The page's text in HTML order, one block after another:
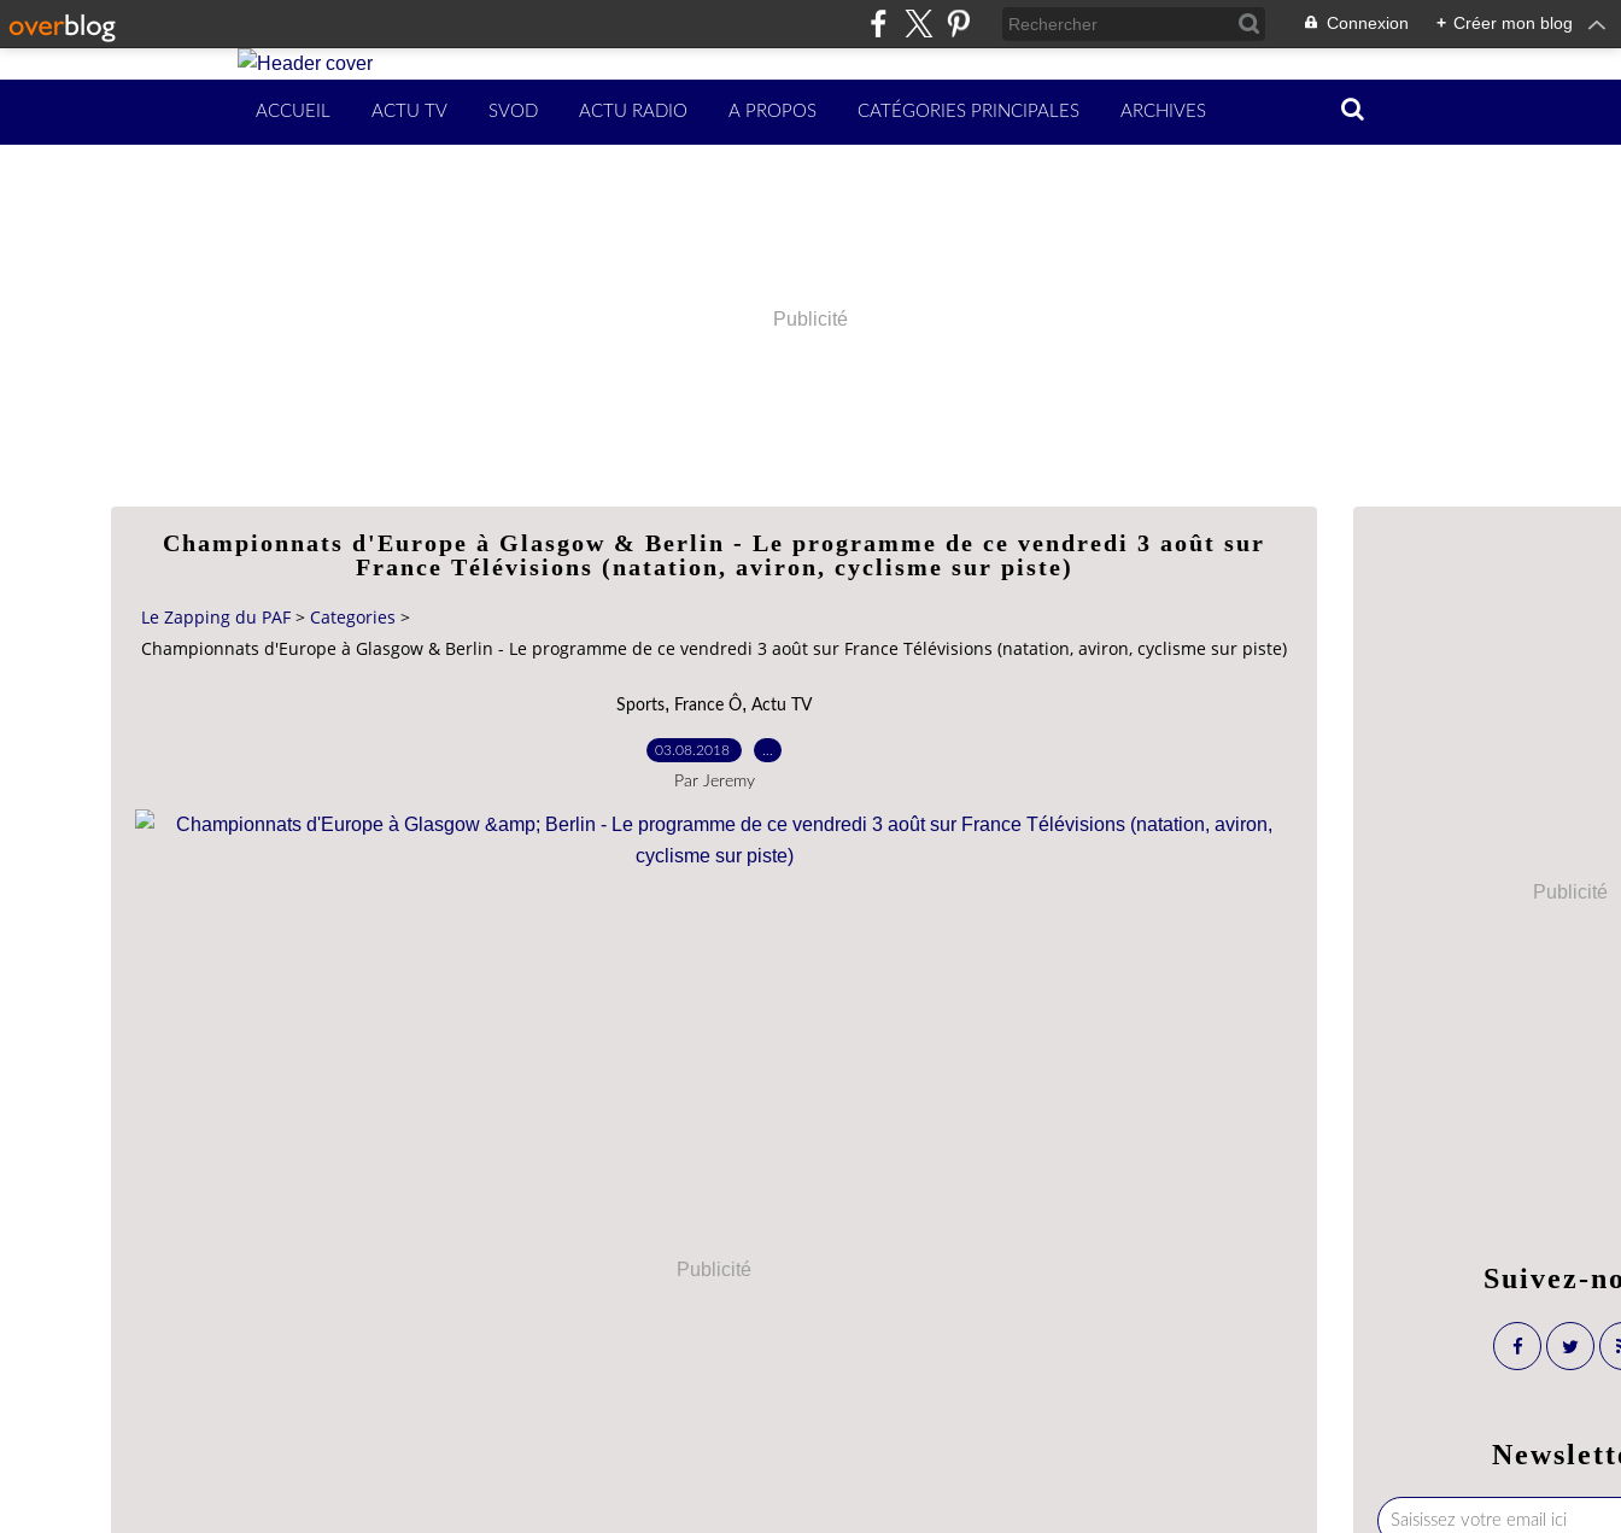
Connexion + Créer mon blog
ACCUEIL ACTU TV SVOD ACTU RADIO A PROPOS CATÉGORIES PRINCIPALES ARCHIVES
Publicité
Championnats d'Europe à Glasgow & Berlin - Le programme de ce vendredi 3 août sur
France Télévisions (natation, aviron, cyclisme sur piste)
Le Zapping du PAF > Categories >
Championnats d'Europe à Glasgow & Berlin - Le programme de ce vendredi 3 août sur France Télévisions (natation, aviron, cyclisme sur piste)
Sports, France Ô, Actu TV
03.08.2018
Par Jeremy
Publicité
Publicité
Suivez-